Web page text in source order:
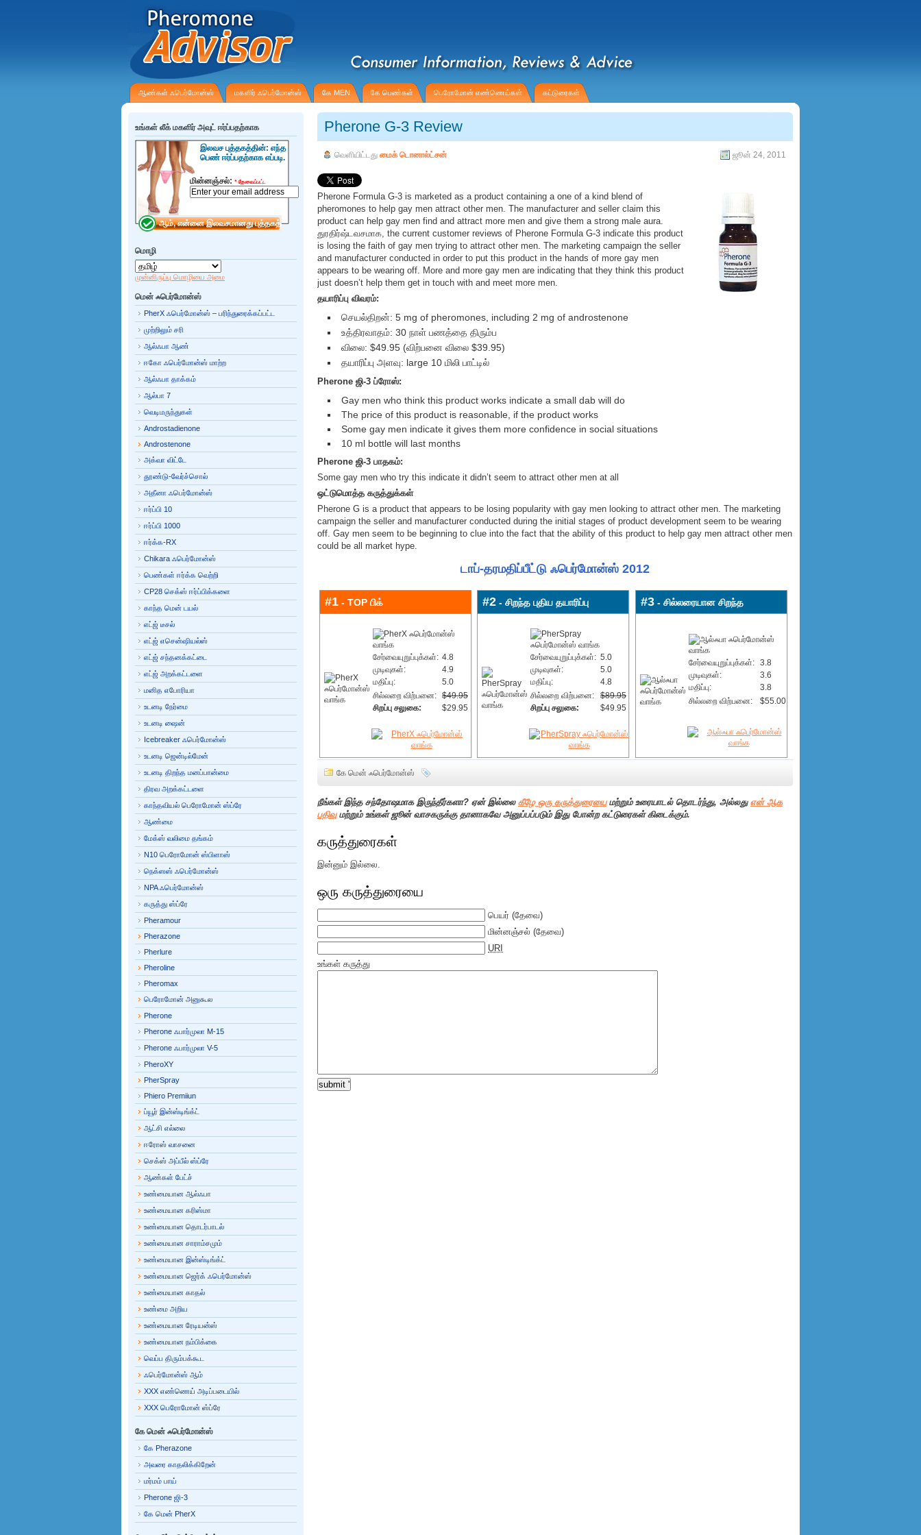
ஆண்கள் ஃபெர்மோன்ஸ் மகளிர் ஃபெர்மோன்ஸ் கே MEN கே பெண்கள் பெரோமோன் எண்ணெய்கள் கட்டுரைகள்
Pherone G-3 Review
வெளியிட்டது மைக் டொனால்ட்சன் ஜூன் 24, 2011
Pherone Formula G-3 is marketed as a product containing a one of a kind blend of
pheromones to help gay men attract other men. The manufacturer and seller claim this
product can help gay men find and attract more men and give them a strong male aura.
துரதிர்ஷ்டவசமாக, the current customer reviews of Pherone Formula G-3 indicate this product
is losing the faith of gay men trying to attract other men. The marketing campaign the seller
and manufacturer conducted in order to put this product in the hands of more gay men
appears to be wearing off. More and more gay men are indicating that they think this product
just doesn’t help them get in touch with and meet more men.
தயாரிப்பு விவரம்:
செயல்திறன்: 5 mg of pheromones, including 2 mg of androstenone
உத்திரவாதம்: 30 நாள் பணத்தை திரும்ப
விலை: $49.95 (விற்பனை விலை $39.95)
தயாரிப்பு அளவு: large 10 மிலி பாட்டில்
Pherone ஜி-3 ப்ரோஸ்:
Gay men who think this product works indicate a small dab will do
The price of this product is reasonable, if the product works
Some gay men indicate it gives them more confidence in social situations
10 ml bottle will last months
Pherone ஜி-3 பாதகம்:
Some gay men who try this indicate it didn’t seem to attract other men at all
ஒட்டுமொத்த கருத்துக்கள்
Pherone G is a product that appears to be losing popularity with gay men looking to attract other men. The marketing
campaign the seller and manufacturer conducted during the initial stages of product development seem to be wearing
off. Gay men seem to be beginning to clue into the fact that the ability of this product to help gay men attract other men
could be all market hype.
டாப்-தரமதிப்பீட்டு ஃபெர்மோன்ஸ் 2012
#1 - TOP பிக்
சேர்வையுறுப்புக்கள்: 4.8
முடிவுகள்:
4.9
மதிப்பு:
5.0
சில்லறை விற்பனை: $49.95
சிறப்பு சலுகை:
$29.95
#2 - சிறந்த புதிய தயாரிப்பு
சேர்வையுறுப்புக்கள்: 5.0
முடிவுகள்:
5.0
மதிப்பு:
4.8
சில்லறை விற்பனை:
$89.95
சிறப்பு சலுகை:
$49.95
#3 - சில்லரையான சிறந்த
சேர்வையுறுப்புக்கள்: 3.8
முடிவுகள்:
3.6
மதிப்பு:
3.8
சில்லறை விற்பனை:
$55.00
கே மென் ஃபெர்மோன்ஸ்
நீங்கள் இந்த சந்தோஷமாக இருந்தீர்களா? ஏன் இல்லை கீழே ஒரு கருத்துரையைமற்றும் உரையாடல் தொடர்ந்து, அல்லது என் ஆக
பதிவுமற்றும் உங்கள் ஜூன் வாசகருக்கு தானாகவே அனுப்பப்படும் இது போன்ற கட்டுரைகள் கிடைக்கும்.
கருத்துரைகள்
இன்னும் இல்லை.
ஒரு கருத்துரையை
பெயர் (தேவை)
மின்னஞ்சல் (தேவை)
URI
உங்கள் கருத்து
உங்கள் லீக் மகளிர் அவுட் ஈர்ப்பதற்காக
இலவச புத்தகத்தின்: எந்த
பெண் ஈர்ப்பதற்காக எப்படி.
மின்னஞ்சல்: *தேவைப்பட்ட
மொழி
முன்னிருப்பு மொழியை அமை
மென் ஃபெர்மோன்ஸ்
PherX ஃபெர்மோன்ஸ் – பரிந்துரைக்கப்பட்ட
முற்றிலும் சரி
ஆல்ஃபா ஆண்
ஈகோ ஃபெர்மோன்ஸ் மாற்ற
ஆல்ஃபா தாக்கம்
ஆல்பா 7
வெடிமருந்துகள்
Androstadienone
Androstenone
அக்வா விட்டே
தூண்டு-வேர்ச்சொல்
அதீனா ஃபெர்மோன்ஸ்
ஈர்ப்பி 10
ஈர்ப்பி 1000
ஈர்க்க-RX
Chikara ஃபெர்மோன்ஸ்
பெண்கள் ஈர்க்க வெற்றி
CP28 செக்ஸ் ஈர்ப்பிக்களை
காந்த மென் டயல்
எட்ஜ் டீசல்
எட்ஜ் எசென்ஷியல்ஸ்
எட்ஜ் சந்தனக்கட்டை
எட்ஜ் அறக்கட்டளை
மனித எபோரியா
உடனடி நேர்மை
உடனடி ஷைன்
Icebreaker ஃபெர்மோன்ஸ்
உடனடி ஜென்டில்மேன்
உடனடி திறந்த மனப்பான்மை
திரவ அறக்கட்டளை
காந்தவியல் பெரோமோன் ஸ்ப்ரே
ஆண்மை
மேக்ஸ் வலிமை தங்கம்
N10 பெரோமோன் ஸ்பிளாஸ்
நெக்ஸஸ் ஃபெர்மோன்ஸ்
NPA ஃபெர்மோன்ஸ்
கருத்து ஸ்ப்ரே
Pheramour
Pherazone
Pherlure
Pheroline
Pheromax
பெரோமோன் அனுகூல
Pherone
Pherone ஃபார்முலா M-15
Pherone ஃபார்முலா V-5
PheroXY
PherSpray
Phiero Premiiun
ப்யூர் இன்ஸ்டிங்க்ட்
ஆட்சி எல்லை
ஈரோஸ் வாசனை
செக்ஸ் அப்பீல் ஸ்ப்ரே
ஆண்கள் பேட்ச்
உண்மையான ஆல்ஃபா
உண்மையான கரிஸ்மா
உண்மையான தொடர்பாடல்
உண்மையான சாராம்சமும்
உண்மையான இன்ஸ்டிங்க்ட்
உண்மையான ஜெர்க் ஃபெர்மோன்ஸ்
உண்மையான காதல்
உண்மை அறிய
உண்மையான ரேடியன்ஸ்
உண்மையான நம்பிக்கை
வெப்ப திரும்பக்கூட
ஃபெர்மோன்ஸ் ஆம்
XXX எண்ணெய் அடிப்படையில்
XXX பெரோமோன் ஸ்ப்ரே
கே மென் ஃபெர்மோன்ஸ்
கே Pherazone
அவரை காதலிக்கிறேன்
மர்மம் பாய்
Pherone ஜி-3
கே மென் PherX